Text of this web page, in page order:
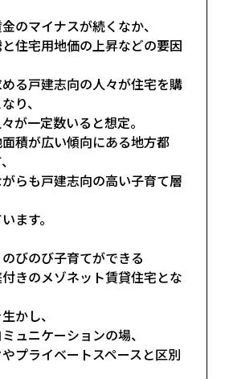
のマイナスが続くなか、
住宅用地価の上昇などの要因
る戸建志向の人々が住宅を購
り、
が一定数いると想定。
積が広い傾向にある地方都
らも戸建志向の高い子育て層
ます。
びのび子育てができる
きのメゾネット賃貸住宅とな
かし、
ュニケーションの場、
プライベートスペースと区別